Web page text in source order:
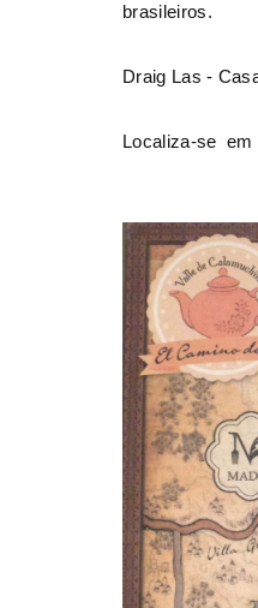
brasileiros.
Draig Las -
Localiza-se em